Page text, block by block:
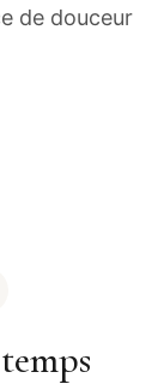
de douceur